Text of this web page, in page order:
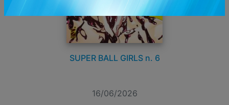
SUPER BALL GIRLS n. 6
16/06/2026